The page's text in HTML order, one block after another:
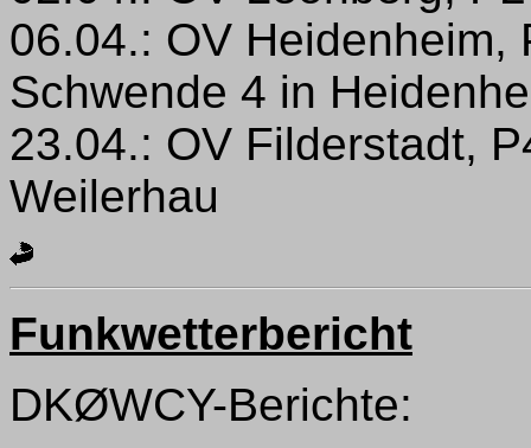
06.04.: OV Heidenheim,
Schwende 4 in
23.04.: OV Filderstadt,
Weilerhau
Funkwetterbericht
DKØWCY-Berichte: